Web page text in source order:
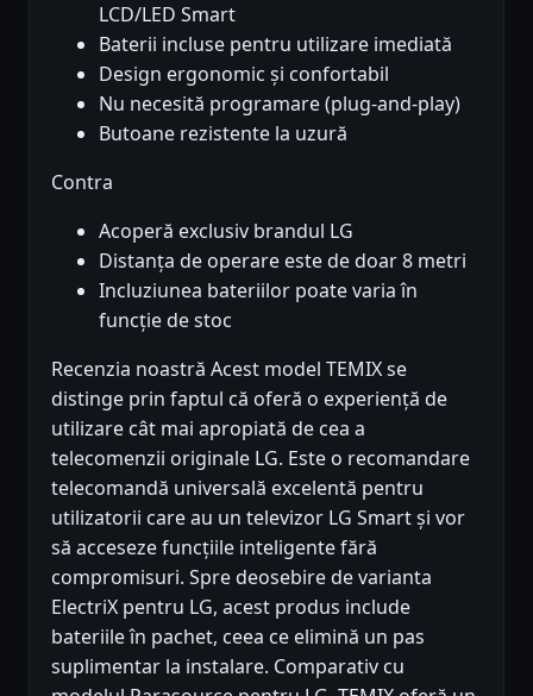
LCD/LED Smart
Baterii incluse pentru utilizare imediată
Design ergonomic și confortabil
Nu necesită programare (plug-and-play)
Butoane rezistente la uzură
Contra
Acoperă exclusiv brandul LG
Distanța de operare este de doar 8 metri
Incluziunea bateriilor poate varia în
funcție de stoc
Recenzia noastră Acest model TEMIX se
distinge prin faptul că oferă o experiență de
utilizare cât mai apropiată de cea a
telecomenzii originale LG. Este o recomandare
telecomandă universală excelentă pentru
utilizatorii care au un televizor LG Smart și vor
să acceseze funcțiile inteligente fără
compromisuri. Spre deosebire de varianta
ElectriX pentru LG, acest produs include
bateriile în pachet, ceea ce elimină un pas
suplimentar la instalare. Comparativ cu